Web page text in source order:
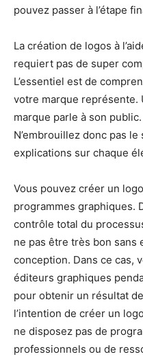
pouvez passer à l’étape
La création de logos à
requiert pas de super
L’essentiel est de
votre marque représente.
marque parle à son
N’embrouillez donc pas
explications sur chaque
Vous pouvez créer un
programmes graphiques.
contrôle total du
ne pas être très bon sans
conception. Dans ce cas,
éditeurs graphiques
pour obtenir un résultat
l’intention de créer un
ne disposez pas de
professionnels ou de